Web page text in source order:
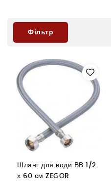
Фільтр
Шланг для води ВВ 1/2
х 60 см ZEGOR